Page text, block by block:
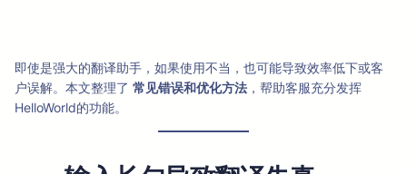
即使是强大的翻译助手，如果使用不当，也可能导致效率低下或客
户误解。本文整理了 常见错误和优化方法 ，帮助客服充分发挥
HelloWorld的功能。